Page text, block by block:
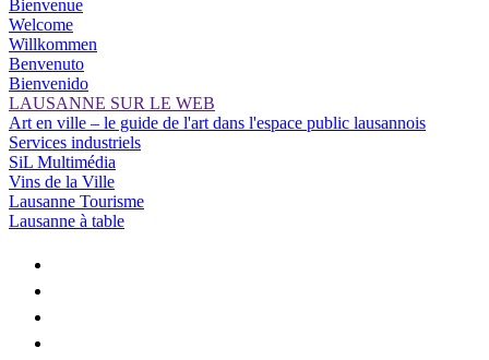
Bienvenue
Welcome
Willkommen
Benvenuto
Bienvenido
LAUSANNE SUR LE WEB
Art en ville – le guide de l'art dans l'espace public lausannois
Services industriels
SiL Multimédia
Vins de la Ville
Lausanne Tourisme
Lausanne à table